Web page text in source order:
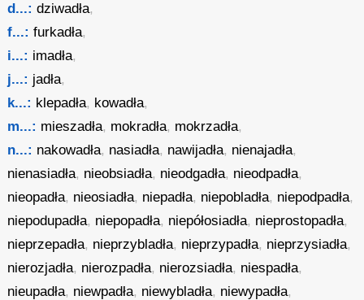
d...: dziwadła,
f...: furkadła,
i...: imadła,
j...: jadła,
k...: klepadła, kowadła,
m...: mieszadła, mokradła, mokrzadła,
n...: nakowadła, nasiadła, nawijadła, nienajadła,
nienasiadła, nieobsiadła, nieodgadła, nieodpadła,
nieopadła, nieosiadła, niepadła, niepobladła, niepodpadła,
niepodupadła, niepopadła, niepółosiadła, nieprostopadła,
nieprzepadła, nieprzybladła, nieprzypadła, nieprzysiadła,
nierozjadła, nierozpadła, nierozsiadła, niespadła,
nieupadła, niewpadła, niewybladła, niewypadła,